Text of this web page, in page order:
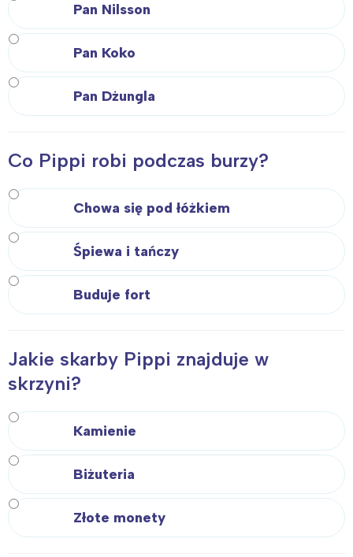
Pan Nilsson
Pan Koko
Pan Dżungla
Co Pippi robi podczas burzy?
Chowa się pod łóżkiem
Śpiewa i tańczy
Buduje fort
Jakie skarby Pippi znajduje w
skrzyni?
Kamienie
Biżuteria
Złote monety
Interesują mnie wydarzenia z
tego regionu: